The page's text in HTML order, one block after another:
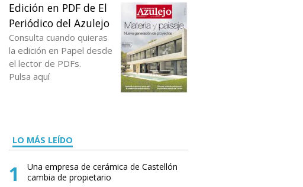
Edición en PDF de El
Periódico del Azulejo
Consulta cuando quieras
la edición en Papel desde
el lector de PDFs.
Pulsa aquí
LO MÁS LEÍDO
1
Una empresa de cerámica de Castellón
cambia de propietario